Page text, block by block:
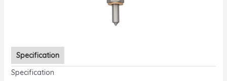
Specification
Specification